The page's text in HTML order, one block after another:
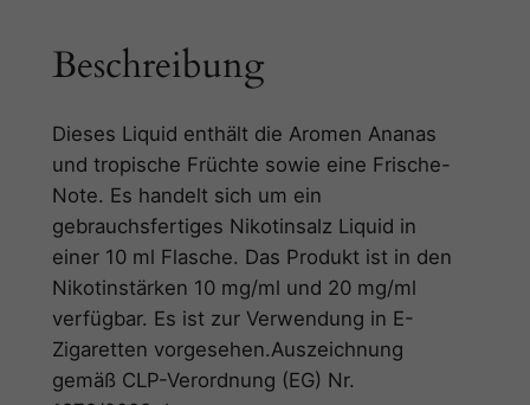
l
z
L
i
q
u
i
d
–
Beschreibung
Dieses Liquid enthält die Aromen Ananas
und tropische Früchte sowie eine Frische-
Note. Es handelt sich um ein
gebrauchsfertiges Nikotinsalz Liquid in
einer 10 ml Flasche. Das Produkt ist in den
Nikotinstärken 10 mg/ml und 20 mg/ml
verfügbar. Es ist zur Verwendung in E-
Zigaretten vorgesehen.Auszeichnung
gemäß CLP-Verordnung (EG) Nr.